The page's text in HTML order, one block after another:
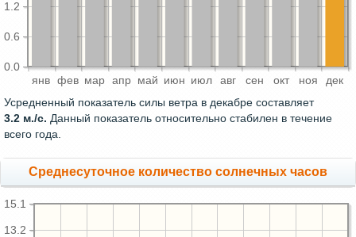
янв фев мар апр май июн июл авг сен окт ноя дек
0.0
0.6
1.2
Усредненный показатель силы ветра в декабре составляет
3.2 м./с. Данный показатель относительно стабилен в течение
всего года.
Среднесуточное количество солнечных часов
13.2
15.1